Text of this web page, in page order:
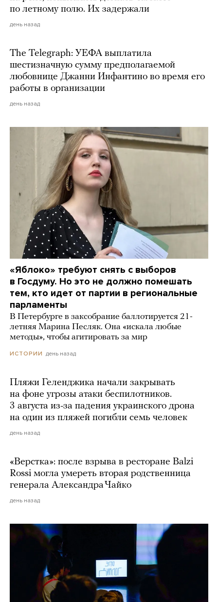
по летному полю. Их задержали
день назад
The Telegraph: УЕФА выплатила
шестизначную сумму предполагаемой
любовнице Джанни Инфантино во время его
работы в организации
день назад
«Яблоко» требуют снять с выборов
в Госдуму. Но это не должно помешать
тем, кто идет от партии в региональные
парламенты
В Петербурге в заксобрание баллотируется 21-
летняя Марина Песляк. Она «искала любые
методы», чтобы агитировать за мир
ИСТОРИИ день назад
Пляжи Геленджика начали закрывать
на фоне угрозы атаки беспилотников.
3 августа из-за падения украинского дрона
на один из пляжей погибли семь человек
день назад
«Верстка»: после взрыва в ресторане Balzi
Rossi могла умереть вторая родственница
генерала Александра Чайко
день назад